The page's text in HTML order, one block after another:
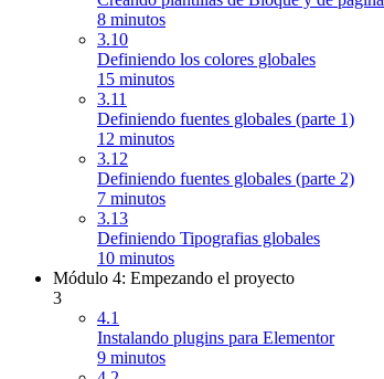
8 minutos
3.10
Definiendo los colores globales
15 minutos
3.11
Definiendo fuentes globales (parte 1)
12 minutos
3.12
Definiendo fuentes globales (parte 2)
7 minutos
3.13
Definiendo Tipografias globales
10 minutos
Módulo 4: Empezando el proyecto
3
4.1
Instalando plugins para Elementor
9 minutos